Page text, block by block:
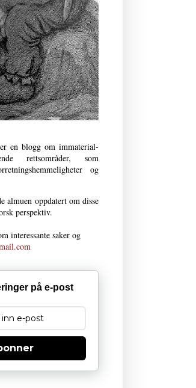
en blogg om immaterial­
retts­områder, som
og
almuen oppdatert om disse
perspektiv.
interessante saker og
på e-post